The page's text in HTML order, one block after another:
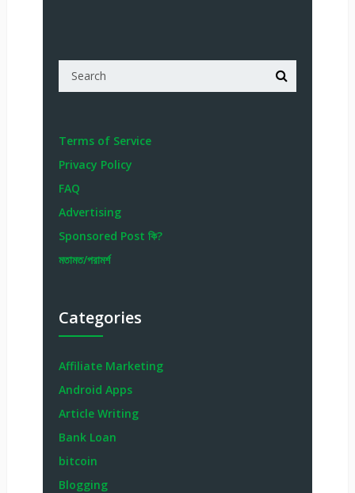
Terms of Service
Privacy Policy
FAQ
Advertising
Sponsored Post কি?
মতামত/পরামর্শ
Categories
Affiliate Marketing
Android Apps
Article Writing
Bank Loan
bitcoin
Blogging